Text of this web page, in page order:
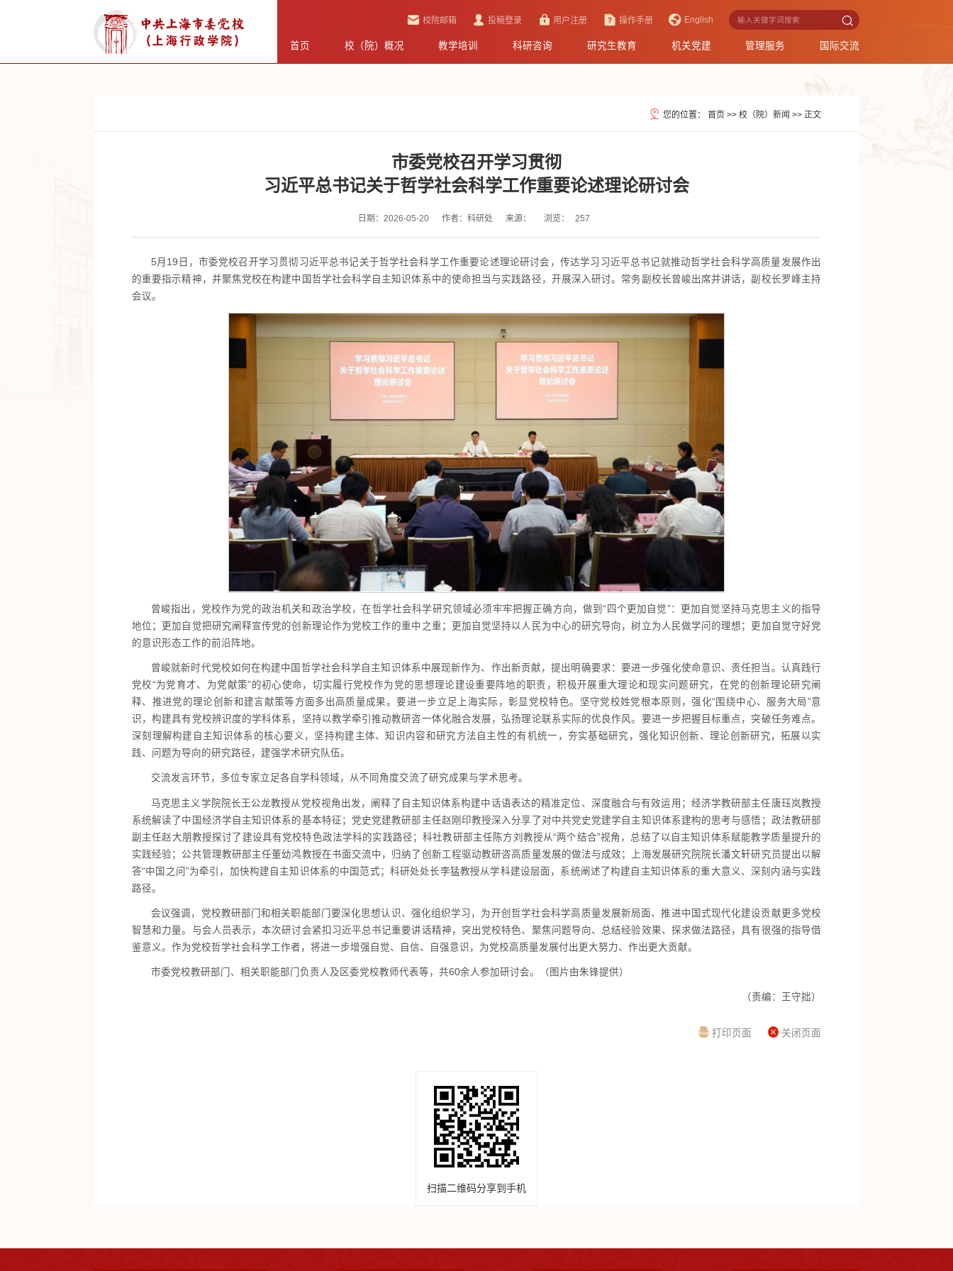
校院邮箱 投稿登录 用户注册 操作手册 English
首页 校（院）概况 教学培训 科研咨询 研究生教育 机关党建 管理服务 国际交流
您的位置： 首页 >> 校（院）新闻 >> 正文
市委党校召开学习贯彻
习近平总书记关于哲学社会科学工作重要论述理论研讨会
日期：2026-05-20 作者：科研处 来源： 浏览： 257
5月19日，市委党校召开学习贯彻习近平总书记关于哲学社会科学工作重要论述理论研讨会，传达学习习近平总书记就推动哲学社会科学高质量发展作出
的重要指示精神，并聚焦党校在构建中国哲学社会科学自主知识体系中的使命担当与实践路径，开展深入研讨。常务副校长曾峻出席并讲话，副校长罗峰主持
会议。
曾峻指出，党校作为党的政治机关和政治学校，在哲学社会科学研究领域必须牢牢把握正确方向，做到“四个更加自觉”：更加自觉坚持马克思主义的指导
地位；更加自觉把研究阐释宣传党的创新理论作为党校工作的重中之重；更加自觉坚持以人民为中心的研究导向，树立为人民做学问的理想；更加自觉守好党
的意识形态工作的前沿阵地。
曾峻就新时代党校如何在构建中国哲学社会科学自主知识体系中展现新作为、作出新贡献，提出明确要求：要进一步强化使命意识、责任担当。认真践行
党校“为党育才、为党献策”的初心使命，切实履行党校作为党的思想理论建设重要阵地的职责，积极开展重大理论和现实问题研究，在党的创新理论研究阐
释、推进党的理论创新和建言献策等方面多出高质量成果。要进一步立足上海实际，彰显党校特色。坚守党校姓党根本原则，强化“围绕中心、服务大局”意
识，构建具有党校辨识度的学科体系，坚持以教学牵引推动教研咨一体化融合发展，弘扬理论联系实际的优良作风。要进一步把握目标重点，突破任务难点。
深刻理解构建自主知识体系的核心要义，坚持构建主体、知识内容和研究方法自主性的有机统一，夯实基础研究，强化知识创新、理论创新研究，拓展以实
践、问题为导向的研究路径，建强学术研究队伍。
交流发言环节，多位专家立足各自学科领域，从不同角度交流了研究成果与学术思考。
马克思主义学院院长王公龙教授从党校视角出发，阐释了自主知识体系构建中话语表达的精准定位、深度融合与有效运用；经济学教研部主任唐珏岚教授
系统解读了中国经济学自主知识体系的基本特征；党史党建教研部主任赵刚印教授深入分享了对中共党史党建学自主知识体系建构的思考与感悟；政法教研部
副主任赵大朋教授探讨了建设具有党校特色政法学科的实践路径；科社教研部主任陈方刘教授从“两个结合”视角，总结了以自主知识体系赋能教学质量提升的
实践经验；公共管理教研部主任董幼鸿教授在书面交流中，归纳了创新工程驱动教研咨高质量发展的做法与成效；上海发展研究院院长潘文轩研究员提出以解
答“中国之问”为牵引，加快构建自主知识体系的中国范式；科研处处长李猛教授从学科建设层面，系统阐述了构建自主知识体系的重大意义、深刻内涵与实践
路径。
会议强调，党校教研部门和相关职能部门要深化思想认识、强化组织学习，为开创哲学社会科学高质量发展新局面、推进中国式现代化建设贡献更多党校
智慧和力量。与会人员表示，本次研讨会紧扣习近平总书记重要讲话精神，突出党校特色、聚焦问题导向、总结经验效果、探求做法路径，具有很强的指导借
鉴意义。作为党校哲学社会科学工作者，将进一步增强自觉、自信、自强意识，为党校高质量发展付出更大努力、作出更大贡献。
市委党校教研部门、相关职能部门负责人及区委党校教师代表等，共60余人参加研讨会。（图片由朱锋提供）
（责编：王守拙）
打印页面 关闭页面
扫描二维码分享到手机